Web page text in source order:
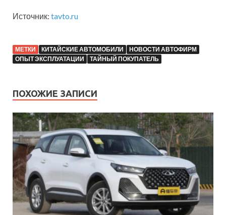
Источник: tavto.ru
МЕТКИ КИТАЙСКИЕ АВТОМОБИЛИ
НОВОСТИ АВТОФИРМ
ОПЫТ ЭКСПЛУАТАЦИИ
ТАЙНЫЙ ПОКУПАТЕЛЬ
ПОХОЖИЕ ЗАПИСИ